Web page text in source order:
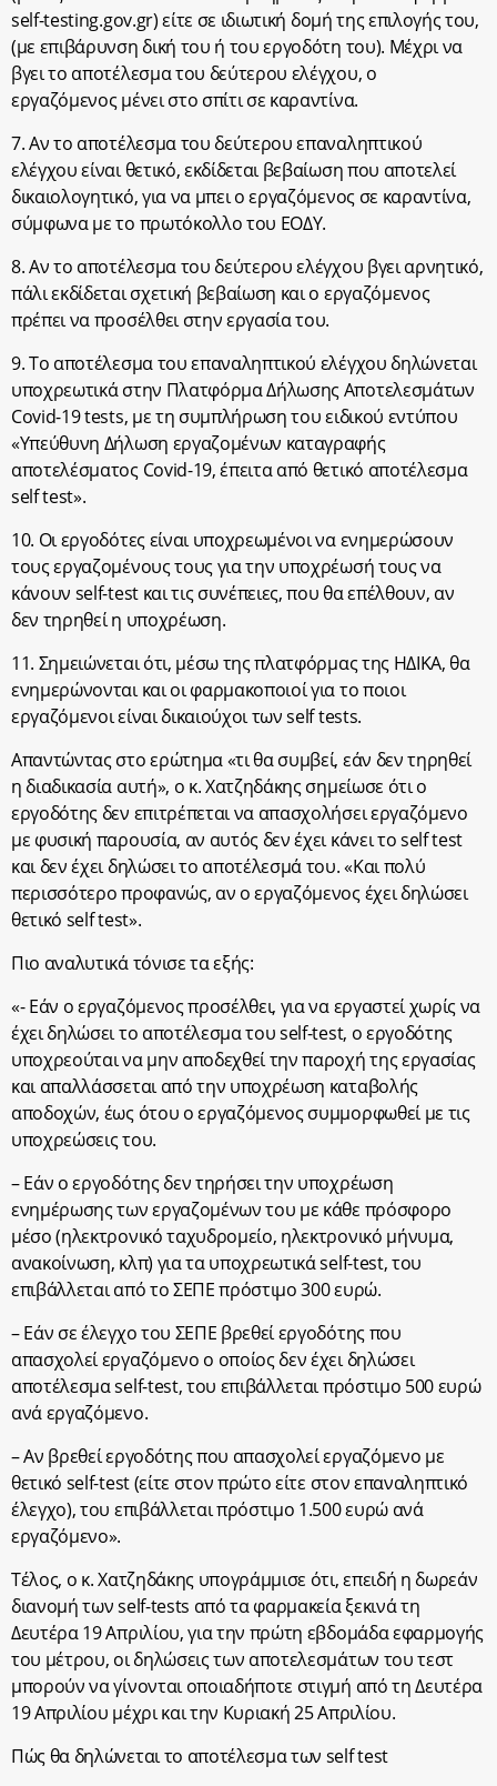
self-testing.gov.gr) είτε σε ιδιωτική δομή της επιλογής του,
(με επιβάρυνση δική του ή του εργοδότη του). Μέχρι να
βγει το αποτέλεσμα του δεύτερου ελέγχου, ο
εργαζόμενος μένει στο σπίτι σε καραντίνα.
7. Αν το αποτέλεσμα του δεύτερου επαναληπτικού
ελέγχου είναι θετικό, εκδίδεται βεβαίωση που αποτελεί
δικαιολογητικό, για να μπει ο εργαζόμενος σε καραντίνα,
σύμφωνα με το πρωτόκολλο του ΕΟΔΥ.
8. Αν το αποτέλεσμα του δεύτερου ελέγχου βγει αρνητικό,
πάλι εκδίδεται σχετική βεβαίωση και ο εργαζόμενος
πρέπει να προσέλθει στην εργασία του.
9. Το αποτέλεσμα του επαναληπτικού ελέγχου δηλώνεται
υποχρεωτικά στην Πλατφόρμα Δήλωσης Αποτελεσμάτων
Covid-19 tests, με τη συμπλήρωση του ειδικού εντύπου
«Υπεύθυνη Δήλωση εργαζομένων καταγραφής
αποτελέσματος Covid-19, έπειτα από θετικό αποτέλεσμα
self test».
10. Οι εργοδότες είναι υποχρεωμένοι να ενημερώσουν
τους εργαζομένους τους για την υποχρέωσή τους να
κάνουν self-test και τις συνέπειες, που θα επέλθουν, αν
δεν τηρηθεί η υποχρέωση.
11. Σημειώνεται ότι, μέσω της πλατφόρμας της ΗΔΙΚΑ, θα
ενημερώνονται και οι φαρμακοποιοί για το ποιοι
εργαζόμενοι είναι δικαιούχοι των self tests.
Απαντώντας στο ερώτημα «τι θα συμβεί, εάν δεν τηρηθεί
η διαδικασία αυτή», ο κ. Χατζηδάκης σημείωσε ότι ο
εργοδότης δεν επιτρέπεται να απασχολήσει εργαζόμενο
με φυσική παρουσία, αν αυτός δεν έχει κάνει το self test
και δεν έχει δηλώσει το αποτέλεσμά του. «Και πολύ
περισσότερο προφανώς, αν ο εργαζόμενος έχει δηλώσει
θετικό self test».
Πιο αναλυτικά τόνισε τα εξής:
«- Εάν ο εργαζόμενος προσέλθει, για να εργαστεί χωρίς να
έχει δηλώσει το αποτέλεσμα του self-test, ο εργοδότης
υποχρεούται να μην αποδεχθεί την παροχή της εργασίας
και απαλλάσσεται από την υποχρέωση καταβολής
αποδοχών, έως ότου ο εργαζόμενος συμμορφωθεί με τις
υποχρεώσεις του.
– Εάν ο εργοδότης δεν τηρήσει την υποχρέωση
ενημέρωσης των εργαζομένων του με κάθε πρόσφορο
μέσο (ηλεκτρονικό ταχυδρομείο, ηλεκτρονικό μήνυμα,
ανακοίνωση, κλπ) για τα υποχρεωτικά self-test, του
επιβάλλεται από το ΣΕΠΕ πρόστιμο 300 ευρώ.
– Εάν σε έλεγχο του ΣΕΠΕ βρεθεί εργοδότης που
απασχολεί εργαζόμενο ο οποίος δεν έχει δηλώσει
αποτέλεσμα self-test, του επιβάλλεται πρόστιμο 500 ευρώ
ανά εργαζόμενο.
– Αν βρεθεί εργοδότης που απασχολεί εργαζόμενο με
θετικό self-test (είτε στον πρώτο είτε στον επαναληπτικό
έλεγχο), του επιβάλλεται πρόστιμο 1.500 ευρώ ανά
εργαζόμενο».
Τέλος, ο κ. Χατζηδάκης υπογράμμισε ότι, επειδή η δωρεάν
διανομή των self-tests από τα φαρμακεία ξεκινά τη
Δευτέρα 19 Απριλίου, για την πρώτη εβδομάδα εφαρμογής
του μέτρου, οι δηλώσεις των αποτελεσμάτων του τεστ
μπορούν να γίνονται οποιαδήποτε στιγμή από τη Δευτέρα
19 Απριλίου μέχρι και την Κυριακή 25 Απριλίου.
Πώς θα δηλώνεται το αποτέλεσμα των self test